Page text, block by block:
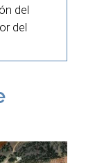
del
del